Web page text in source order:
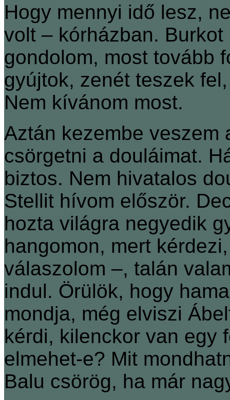
Hogy mennyi idő lesz,
volt – kórházban.
gondolom, most tovább
gyújtok, zenét teszek
Nem kívánom most.
Aztán kezembe veszem
csörgetni a douláimat.
biztos. Nem hivatalos
Stellit hívom először.
hozta világra negyedik
hangomon, mert
válaszolom –, talán
indul. Örülök, hogy
mondja, még elviszi
kérdi, kilenckor van egy
elmehet-e? Mit
Balu csörög, ha már